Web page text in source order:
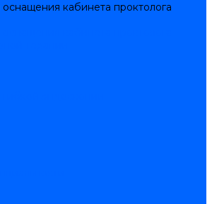
кабинета проктолога